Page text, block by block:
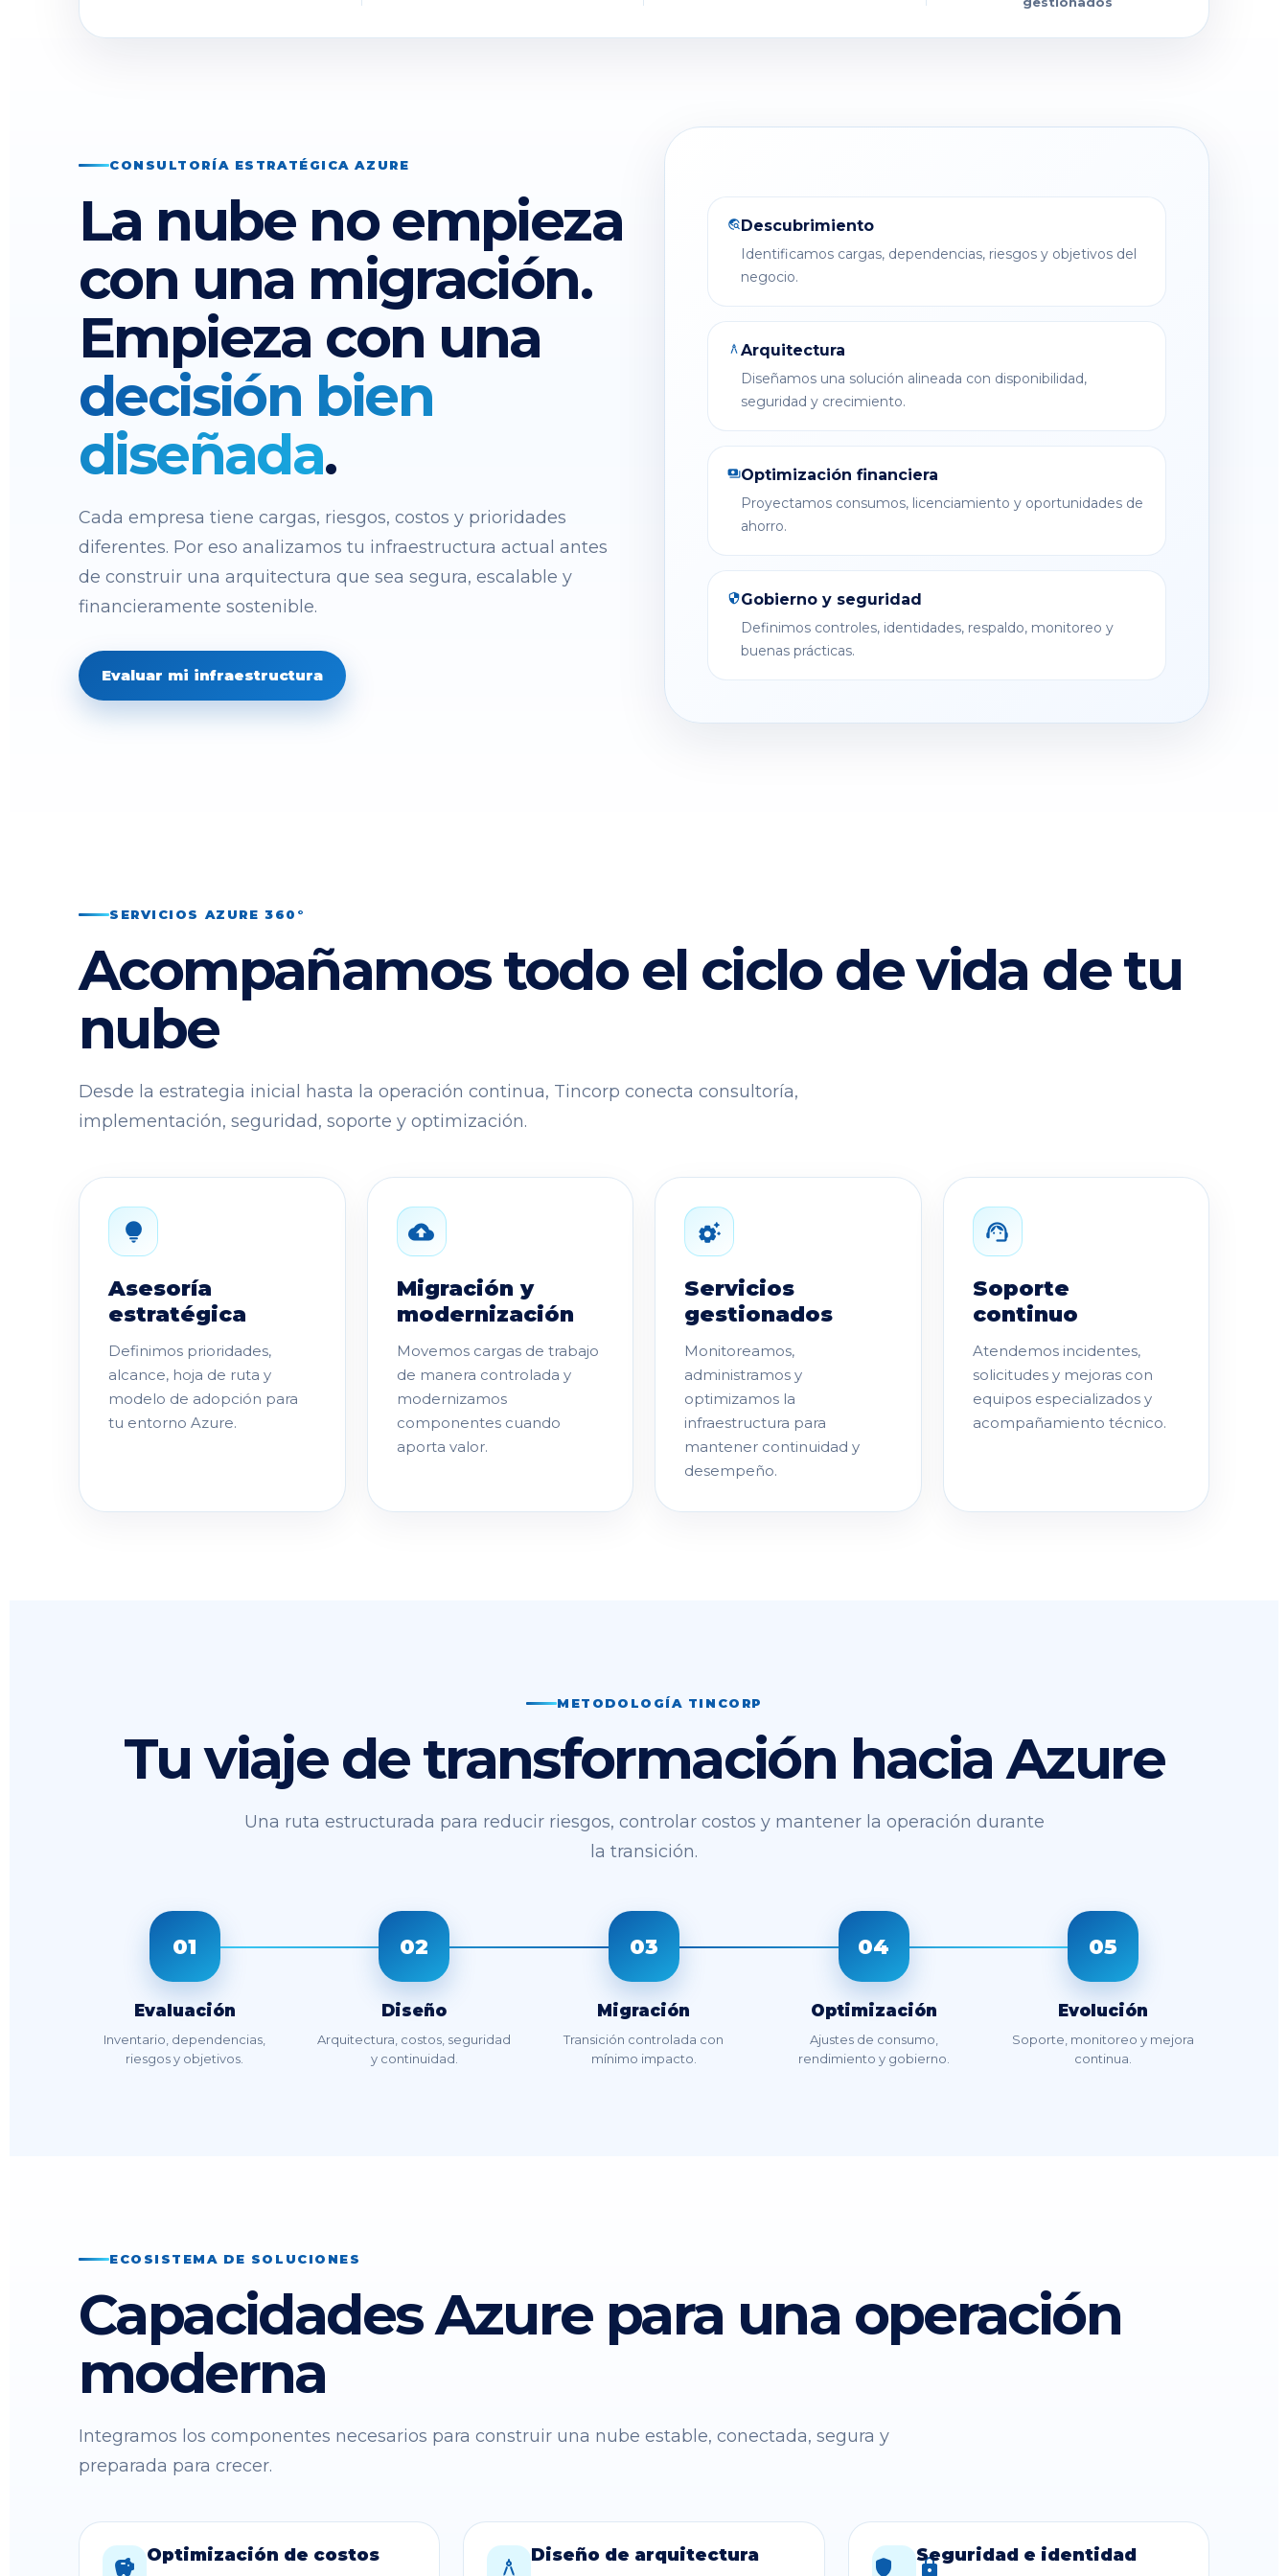
CONSULTORÍA ESTRATÉGICA AZURE
La nube no empieza
con una migración.
Empieza con una
decisión bien
diseñada.
Cada empresa tiene cargas, riesgos, costos y prioridades
diferentes. Por eso analizamos tu infraestructura actual antes
de construir una arquitectura que sea segura, escalable y
financieramente sostenible.
Evaluar mi infraestructura
travel_exploreDescubrimiento
Identificamos cargas, dependencias, riesgos y objetivos del
negocio.
architecture Arquitectura
Diseñamos una solución alineada con disponibilidad,
seguridad y crecimiento.
paymentsOptimización financiera
Proyectamos consumos, licenciamiento y oportunidades de
ahorro.
securityGobierno y seguridad
Definimos controles, identidades, respaldo, monitoreo y
buenas prácticas.
SERVICIOS AZURE 360°
Acompañamos todo el ciclo de vida de tu
nube
Desde la estrategia inicial hasta la operación continua, Tincorp conecta consultoría,
implementación, seguridad, soporte y optimización.
lightbulb
Asesoría
estratégica
Definimos prioridades,
alcance, hoja de ruta y
modelo de adopción para
tu entorno Azure.
cloud_upload
Migración y
modernización
Movemos cargas de trabajo
de manera controlada y
modernizamos
componentes cuando
aporta valor.
settings_suggest
Servicios
gestionados
Monitoreamos,
administramos y
optimizamos la
infraestructura para
mantener continuidad y
desempeño.
support_agent
Soporte
continuo
Atendemos incidentes,
solicitudes y mejoras con
equipos especializados y
acompañamiento técnico.
METODOLOGÍA TINCORP
Tu viaje de transformación hacia Azure
Una ruta estructurada para reducir riesgos, controlar costos y mantener la operación durante
la transición.
01
Evaluación
Inventario, dependencias,
riesgos y objetivos.
02
Diseño
Arquitectura, costos, seguridad
y continuidad.
03
Migración
Transición controlada con
mínimo impacto.
04
Optimización
Ajustes de consumo,
rendimiento y gobierno.
05
Evolución
Soporte, monitoreo y mejora
continua.
ECOSISTEMA DE SOLUCIONES
Capacidades Azure para una operación
moderna
Integramos los componentes necesarios para construir una nube estable, conectada, segura y
preparada para crecer.
savings
Optimización de costos
architecture
Diseño de arquitectura
shield_lock
Seguridad e identidad